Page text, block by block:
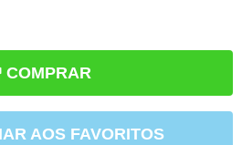
COMPRAR
AOS FAVORITOS